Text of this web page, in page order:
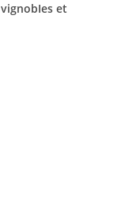
vignobIes et